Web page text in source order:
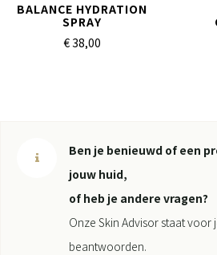
BALANCE HYDRATION
SPRAY
€ 38,00
Ben je benieuwd of een
jouw huid,
of heb je andere vragen?
Onze Skin Advisor staat voor
beantwoorden.